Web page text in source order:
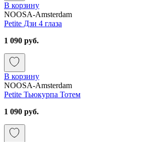
В корзину
NOOSA-Amsterdam
Petite Дзи 4 глаза
1 090 руб.
В корзину
NOOSA-Amsterdam
Petite Тьюкурпа Тотем
1 090 руб.